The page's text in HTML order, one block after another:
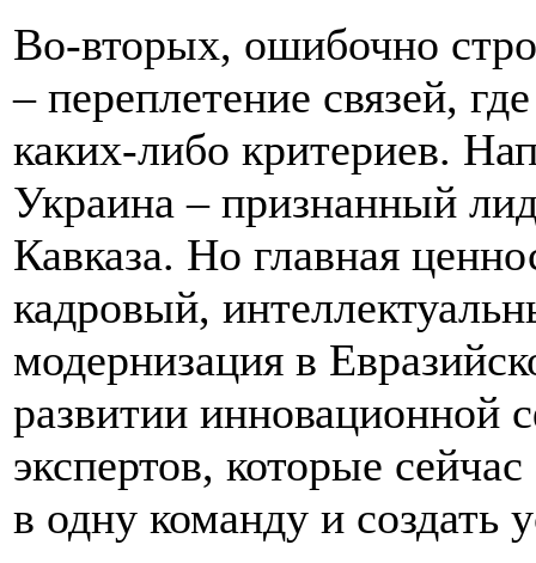
Во-вторых, ошибочно
– переплетение связей,
каких-либо критериев.
Украина – признанный
Кавказа. Но главная
кадровый,
модернизация в
развитии инновационной
экспертов, которые
в одну команду и создать